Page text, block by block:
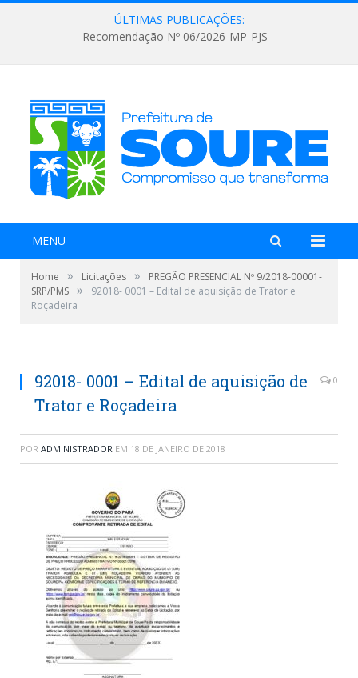
ÚLTIMAS PUBLICAÇÕES:
Recomendação Nº 06/2026-MP-PJS
MENU
Home » Licitações »
PREGÃO PRESENCIAL Nº 9/2018-00001-
SRP/PMS »
92018- 0001 – Edital de aquisição de Trator e
Roçadeira
92018- 0001 – Edital de aquisição de
Trator e Roçadeira
0
POR ADMINISTRADOR EM 18 DE JANEIRO DE 2018